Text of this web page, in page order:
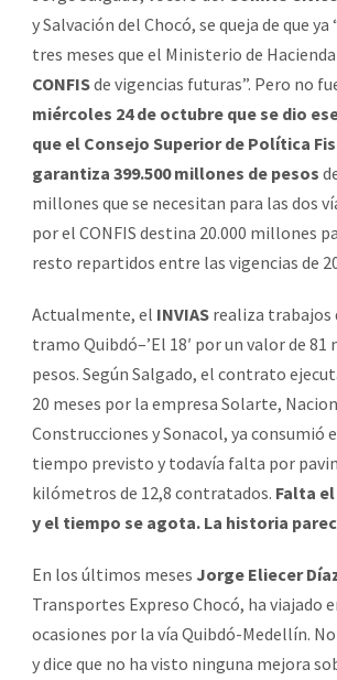
y Salvación del Chocó, se queja de que ya
tres meses que el Ministerio de
CONFISde vigencias futuras”. Pero no
miércoles 24 de octubre que se dio
que el Consejo Superior de Política
garantiza 399.500 millones de pesos
millones que se necesitan para las dos
por el CONFIS destina 20.000 millones
resto repartidos entre las vigencias de
Actualmente, el INVIAS realiza trabajos
tramo Quibdó–’El 18′ por un valor de
pesos. Según Salgado, el contrato
20 meses por la empresa Solarte,
Construcciones y Sonacol, ya consumió
tiempo previsto y todavía falta por
kilómetros de 12,8 contratados. Falta
y el tiempo se agota. La historia
En los últimos meses Jorge Eliecer
Transportes Expreso Chocó, ha viajado
ocasiones por la vía Quibdó-Medellín.
y dice que no ha visto ninguna mejora